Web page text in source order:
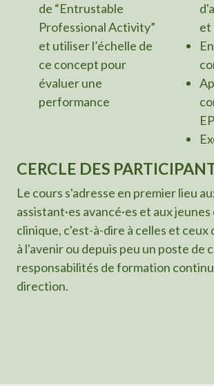
de “Entrustable
Professional Activity”
et utiliser l’échelle de
ce concept pour
évaluer une
performance
et
CERCLE DES
Le cours s'adresse en premier lieu
assistant·es avancé·es et aux
clinique, c'est-à-dire à celles et
à l'avenir ou depuis peu un poste de
responsabilités de formation
direction.